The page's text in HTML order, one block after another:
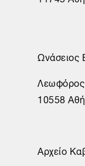
Ωνάσειος
10558
Αρχείο